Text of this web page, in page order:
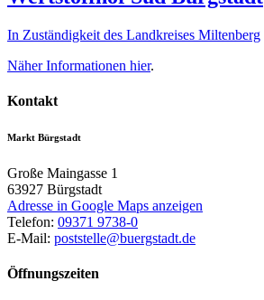
In Zuständigkeit des Landkreises Miltenberg
Näher Informationen hier.
Kontakt
Markt Bürgstadt
Große Maingasse 1
63927 Bürgstadt
Adresse in Google Maps anzeigen
Telefon: 09371 9738-0
E-Mail: poststelle@buergstadt.de
Öffnungszeiten